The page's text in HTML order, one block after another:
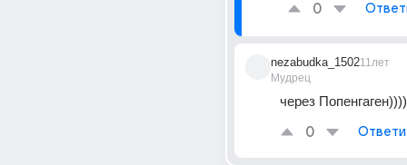
0
nezabudka_1502
Мудрец
11лет
через
0